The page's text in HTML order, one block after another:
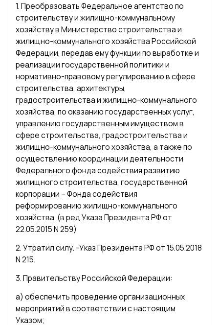
1. Преобразовать Федеральное агентство по
строительству и жилищно-коммунальному
хозяйству в Министерство строительства и
жилищно-коммунального хозяйства Российской
Федерации, передав ему функции по выработке и
реализации государственной политики и
нормативно-правовому регулированию в сфере
строительства, архитектуры,
градостроительства и жилищно-коммунального
хозяйства, по оказанию государственных услуг,
управлению государственным имуществом в
сфере строительства, градостроительства и
жилищно-коммунального хозяйства, а также по
осуществлению координации деятельности
Федерального фонда содействия развитию
жилищного строительства, государственной
корпорации – Фонда содействия
реформированию жилищно-коммунального
хозяйства. (в ред.Указа Президента РФ от
22.05.2015 N 259)
2. Утратил силу. -Указ Президента РФ от 15.05.2018
N 215.
3. Правительству Российской Федерации:
а) обеспечить проведение организационных
мероприятий в соответствии с настоящим
Указом;